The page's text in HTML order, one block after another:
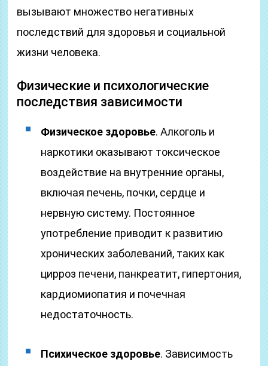
вызывают множество негативных
последствий для здоровья и социальной
жизни человека.
Физические и психологические
последствия зависимости
Физическое здоровье. Алкоголь и
наркотики оказывают токсическое
воздействие на внутренние органы,
включая печень, почки, сердце и
нервную систему. Постоянное
употребление приводит к развитию
хронических заболеваний, таких как
цирроз печени, панкреатит, гипертония,
кардиомиопатия и почечная
недостаточность.
Психическое здоровье. Зависимость